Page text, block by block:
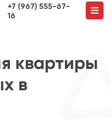
+7 (967) 555-67-
16
квартиры
в